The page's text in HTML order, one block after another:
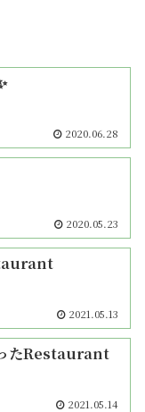
2020.06.28
2020.05.23
2021.05.13
たRestaurant
2021.05.14